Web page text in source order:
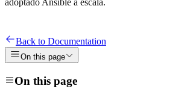
adoptado Ansible a escala.
Back to Documentation
On this page
On this page